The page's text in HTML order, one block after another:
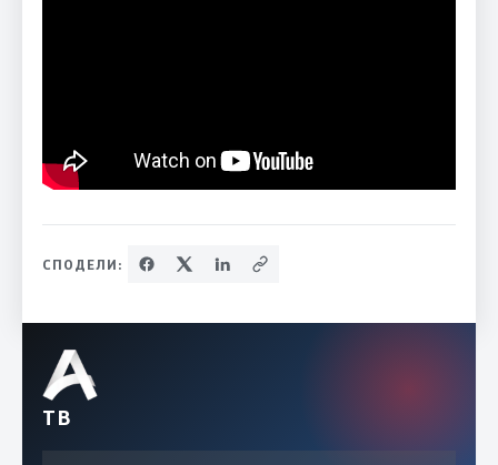
СПОДЕЛИ:
ТВ